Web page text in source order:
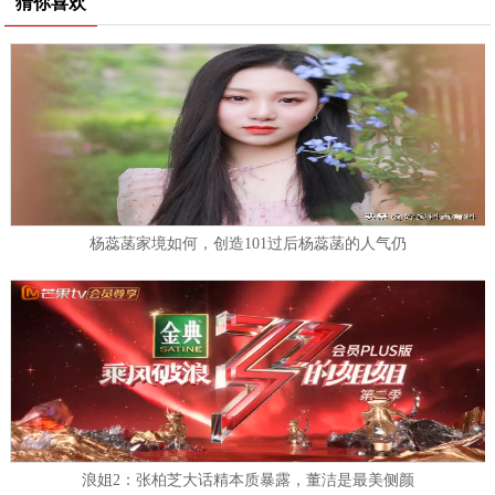
杨蕊菡家境如何，创造101过后杨蕊菡的人气仍
浪姐2：张柏芝大话精本质暴露，董洁是最美侧颜